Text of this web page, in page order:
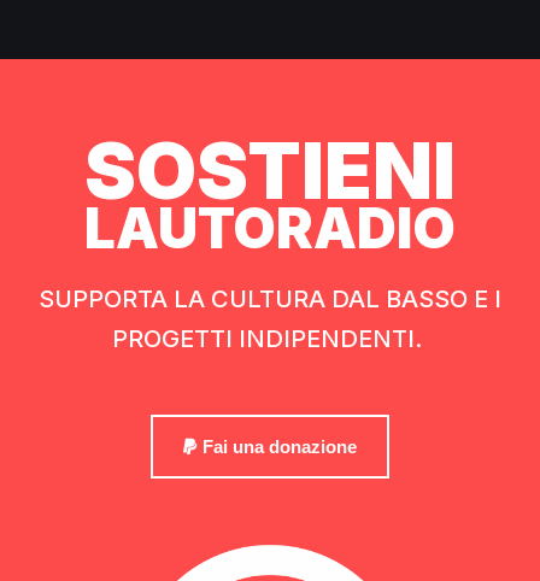
SOSTIENI
LAUTORADIO
SUPPORTA LA CULTURA DAL BASSO E I
PROGETTI INDIPENDENTI.
Fai una donazione